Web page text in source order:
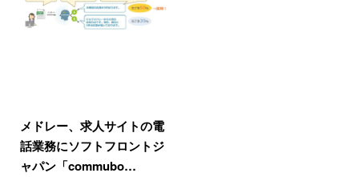
メドレー、求人サイトの電
話業務にソフトフロントジ
ャパン「commubo…